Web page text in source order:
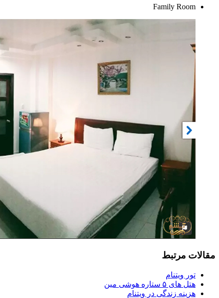
Family Room
مقالات مرتبط
تور ویتنام
هتل های ۵ ستاره هوشی مین
هزینه زندگی در ویتنام